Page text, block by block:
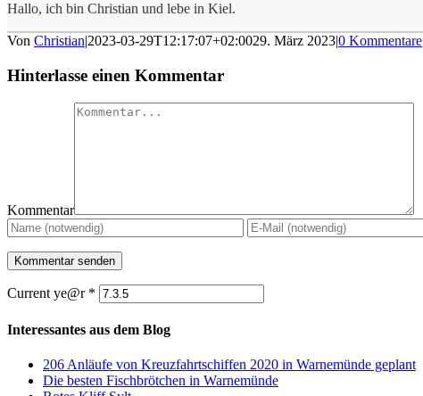
Hallo, ich bin Christian und lebe in Kiel.
Von Christian|2023-03-29T12:17:07+02:0029. März 2023|0 Kommentare
Hinterlasse einen Kommentar
Kommentar
Current ye@r *
Interessantes aus dem Blog
206 Anläufe von Kreuzfahrtschiffen 2020 in Warnemünde geplant
Die besten Fischbrötchen in Warnemünde